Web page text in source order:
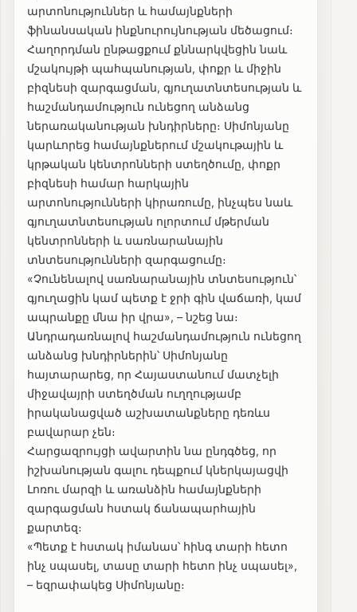
արտոնություններ և համայնքների
ֆինանսական ինքնուրույնության մեծացում։
Հաղորդման ընթացքում քննարկվեցին նաև
մշակույթի պահպանության, փոքր և միջին
բիզնեսի զարգացման, գյուղատնտեսության և
հաշմանդամություն ունեցող անձանց
ներառականության խնդիրները։ Սիմոնյանը
կարևորեց համայնքներում մշակութային և
կրթական կենտրոնների ստեղծումը, փոքր
բիզնեսի համար հարկային
արտոնությունների կիրառումը, ինչպես նաև
գյուղատնտեսության ոլորտում մթերման
կենտրոնների և սառնարանային
տնտեսությունների զարգացումը։
«Չունենալով սառնարանային տնտեսություն՝
գյուղացին կամ պետք է ջրի գին վաճառի, կամ
ապրանքը մնա իր վրա», – նշեց նա։
Անդրադառնալով հաշմանդամություն ունեցող
անձանց խնդիրներին՝ Սիմոնյանը
հայտարարեց, որ Հայաստանում մատչելի
միջավայրի ստեղծման ուղղությամբ
իրականացված աշխատանքները դեռևս
բավարար չեն։
Հարցազրույցի ավարտին նա ընդգծեց, որ
իշխանության գալու դեպքում կներկայացվի
Լոռու մարզի և առանձին համայնքների
զարգացման հստակ ճանապարհային
քարտեզ։
«Պետք է հստակ իմանաս՝ հինգ տարի հետո
ինչ սպասել, տասը տարի հետո ինչ սպասել»,
– եզրափակեց Սիմոնյանը։